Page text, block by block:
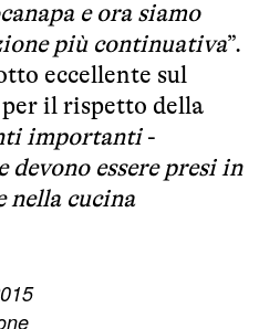
e ora siamo
più continuativa”.
eccellente sul
il rispetto della
importanti -
devono essere presi in
nella cucina